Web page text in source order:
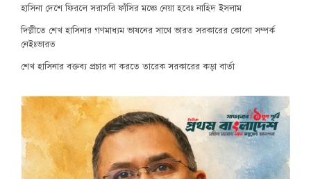
হাসিনা দেশে ফিরলে সরাসরি ফাঁসির মঞ্চে নেয়া হবেঃ নাহিদ ইসলাম
দিল্লীতে শেখ হাসিনার গণমাধ্যম ভাষনের সাথে ভারত সরকারের কোনো সম্পর্ক
নেইঃভারত
শেখ হাসিনার বক্তব্য প্রচার না করতে তারেক সরকারের কড়া বার্তা